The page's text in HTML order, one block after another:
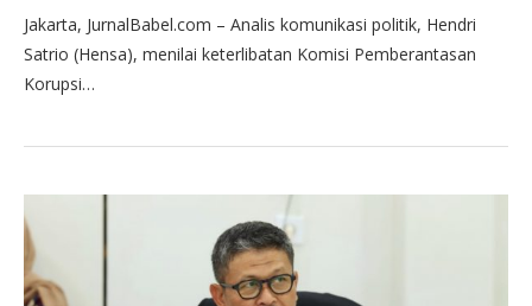
Jakarta, JurnalBabel.com – Analis komunikasi politik, Hendri
Satrio (Hensa), menilai keterlibatan Komisi Pemberantasan
Korupsi…